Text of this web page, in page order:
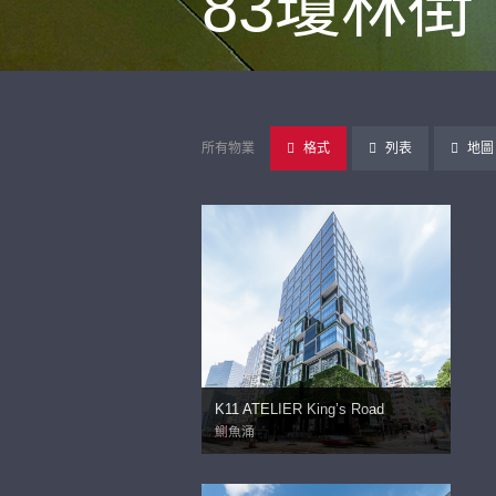
所有物業 格式 列表 地圖
K11 ATELIER King’s Road
鰂魚涌